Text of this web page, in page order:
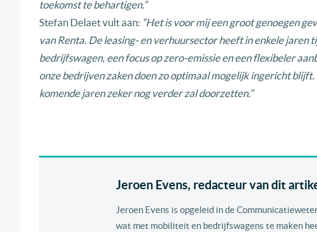
toekomst te behartigen.”
Stefan Delaet vult aan: “Het is voor mij een groot genoegen
van Renta. De leasing- en verhuursector heeft in enkele
bedrijfswagen, een focus op zero-emissie en een flexibeler
onze bedrijven zaken doen zo optimaal mogelijk ingericht
komende jaren zeker nog verder zal doorzetten.”
Jeroen Evens, redacteur van dit
Jeroen Evens is opgeleid in de
wat met mobiliteit en bedrijfswagens te maken